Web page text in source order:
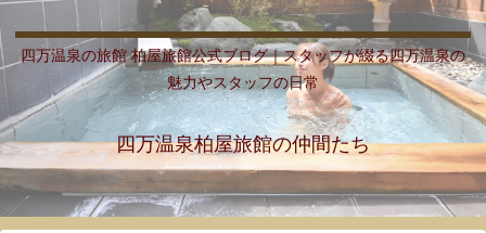
四万温泉の旅館 柏屋旅館公式ブログ｜スタッフが綴る四万温泉の
魅力やスタッフの日常
四万温泉柏屋旅館の仲間たち